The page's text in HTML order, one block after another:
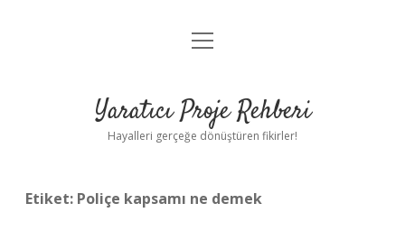
Anasayfa
Yasal Uyarı
menüyü
Yaratıcı Proje Rehberi
Hayalleri gerçeğe dönüştüren fikirler!
Etiket: Poliçe kapsamı ne demek